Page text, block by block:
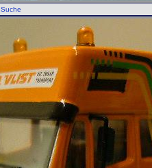
Suche